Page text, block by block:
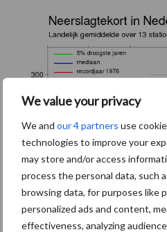
We value your privacy
We and our 4 partners use
technologies to improve your
may store and/or access
process the personal data, such
browsing data, for purposes like
personalized ads and content,
effectiveness, analyzing